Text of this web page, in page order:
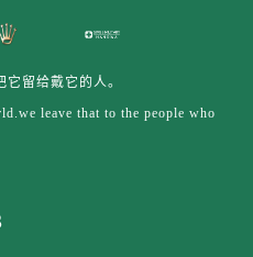
山东省枣庄市滕州市北辛路与善国路交叉口劳力士售后服务中心（需提前预约）
留给戴它的人。
leave that to the people who